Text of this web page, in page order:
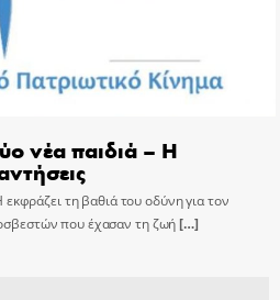
νέα παιδιά – Η
τη βαθιά του οδύνη για τον
που έχασαν τη ζωή[…]